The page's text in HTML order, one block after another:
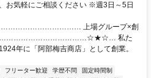
お気軽にご相談ください ※週3日～5日
上場グループ×創
私た
年に「阿部梅吉商店」として創業。
フリーター歓迎 学歴不問
固定時間制